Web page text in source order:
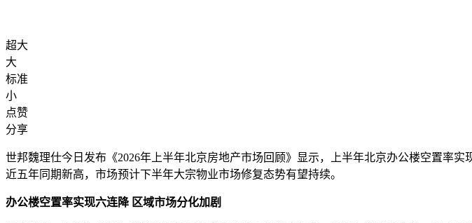
超大
大
标准
小
点赞
分享
世邦魏理仕今日发布《2026年上半年北京房地产市场回顾》显示，上半年北京办公楼空置率
近五年同期新高，市场预计下半年大宗物业市场修复态势有望持续。
办公楼空置率实现六连降 区域市场分化加剧